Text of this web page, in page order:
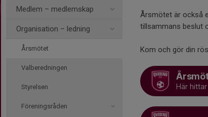
Medlem – medlemskap
Organisation – ledning
Årsmötet
Valberedningen
Styrelsen
Föreningsråden
Årsmötet är också
tillsammans beslut
Kom och gör din
Här